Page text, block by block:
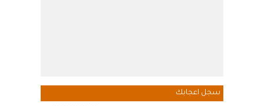
سجل اعجابك